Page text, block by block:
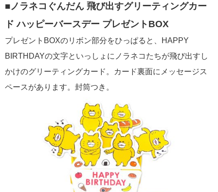
■ノラネコぐんだん 飛び出すグリーティングカー
ド ハッピーバースデー プレゼントBOX
プレゼントBOXのリボン部分をひっぱると、HAPPY
BIRTHDAYの文字といっしょにノラネコたちが飛び出すし
かけのグリーティングカード。カード裏面にメッセージス
ペースがあります。封筒つき。